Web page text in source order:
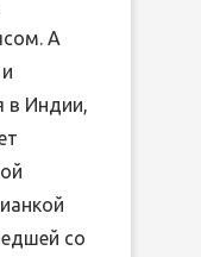
А
в Индии,
со